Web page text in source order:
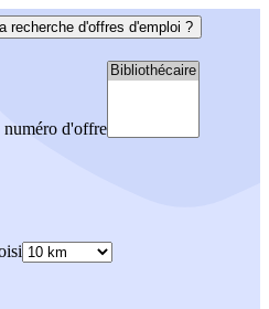
recherche d'offres d'emploi ?
numéro d'offre